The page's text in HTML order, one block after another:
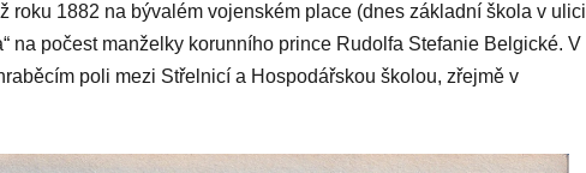
roku 1882 na bývalém vojenském place (dnes základní škola v ulici
na počest manželky korunního prince Rudolfa Stefanie Belgické. V
poli mezi Střelnicí a Hospodářskou školou, zřejmě v